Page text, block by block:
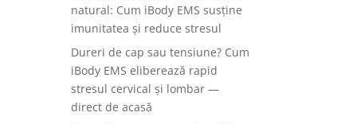
natural: Cum iBody EMS susține
imunitatea și reduce stresul
Dureri de cap sau tensiune? Cum
iBody EMS eliberează rapid
stresul cervical și lombar —
direct de acasă